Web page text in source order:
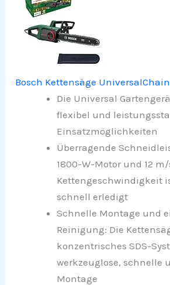
Bosch Kettensäge
Die Universal
flexibel und
Einsatzmöglichkeiten
Überragende
1800-W-Motor und 12 m/
Kettengeschwindigkeit
schnell erledigt
Schnelle Montage und
Reinigung: Die
konzentrisches SDS-
werkzeuglose, schnelle
Montage